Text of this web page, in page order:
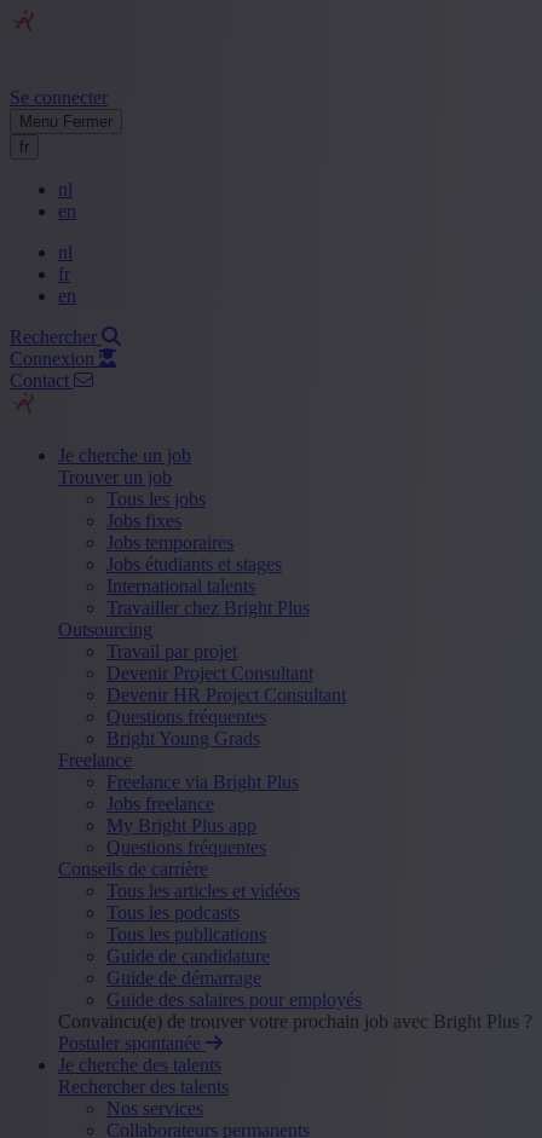
Se connecter
Menu Fermer
fr
nl
en
nl
fr
en
Rechercher
Connexion
Contact
Je cherche un job
Trouver un job
Tous les jobs
Jobs fixes
Jobs temporaires
Jobs étudiants et stages
International talents
Travailler chez Bright Plus
Outsourcing
Travail par projet
Devenir Project Consultant
Devenir HR Project Consultant
Questions fréquentes
Bright Young Grads
Freelance
Freelance via Bright Plus
Jobs freelance
My Bright Plus app
Questions fréquentes
Conseils de carrière
Tous les articles et vidéos
Tous les podcasts
Tous les publications
Guide de candidature
Guide de démarrage
Guide des salaires pour employés
Convaincu(e) de trouver votre prochain job avec Bright Plus ?
Postuler spontanée
Je cherche des talents
Rechercher des talents
Nos services
Collaborateurs permanents